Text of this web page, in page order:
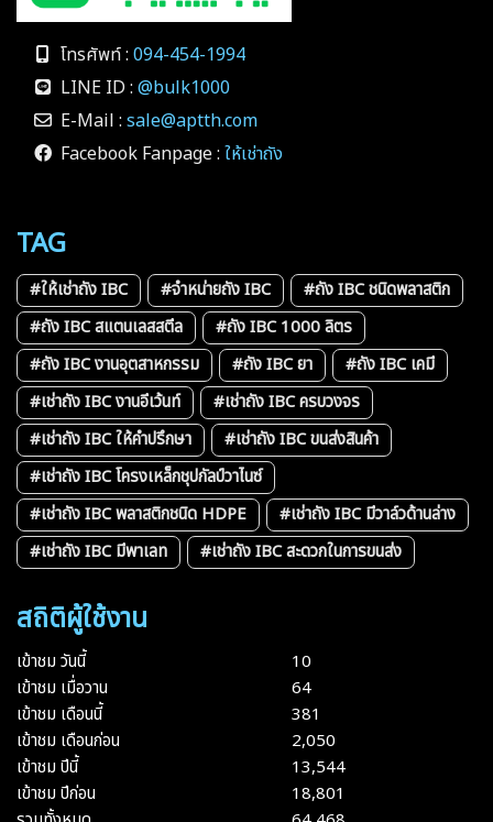
โทรศัพท์ : 094-454-1994
LINE ID : @bulk1000
E-Mail : sale@aptth.com
Facebook Fanpage : ให้เช่าถัง
TAG
#ให้เช่าถัง IBC #จำหน่ายถัง IBC
#ถัง IBC ชนิดพลาสติก
#ถัง IBC สแตนเลสสตีล
#ถัง IBC 1000 ลิตร
#ถัง IBC งานอุตสาหกรรม
#ถัง IBC ยา
#ถัง IBC เคมี
#เช่าถัง IBC งานอีเว้นท์
#เช่าถัง IBC ครบวงจร
#เช่าถัง IBC ให้คำปรึกษา
#เช่าถัง IBC ขนส่งสินค้า
#เช่าถัง IBC โครงเหล็กชุปกัลป์วาไนซ์
#เช่าถัง IBC พลาสติกชนิด HDPE
#เช่าถัง IBC มีวาล์วด้านล่าง
#เช่าถัง IBC มีพาเลท
#เช่าถัง IBC สะดวกในการขนส่ง
สถิติผู้ใช้งาน
เข้าชม วันนี้
10
เข้าชม เมื่อวาน
64
เข้าชม เดือนนี้
381
เข้าชม เดือนก่อน
2,050
เข้าชม ปีนี้
13,544
เข้าชม ปีก่อน
18,801